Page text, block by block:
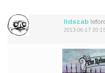
away.
lidszab
2013-06-17